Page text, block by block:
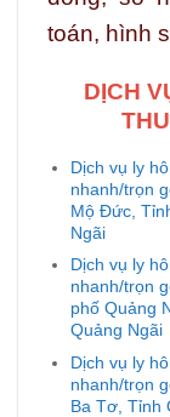
toán, hình
DỊCH
Dịch vụ ly
nhanh/trọn
Mộ Đức,
Ngãi
Dịch vụ ly
nhanh/trọn
phố Quảng
Quảng Ngãi
Dịch vụ ly
nhanh/trọn
Ba Tơ, Tỉnh